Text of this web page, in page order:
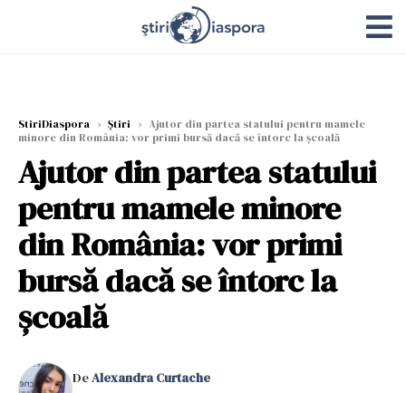
StiriDiaspora › Știri › Ajutor din partea statului pentru mamele
minore din România: vor primi bursă dacă se întorc la școală
Ajutor din partea statului
pentru mamele minore
din România: vor primi
bursă dacă se întorc la
școală
DeAlexandra Curtache